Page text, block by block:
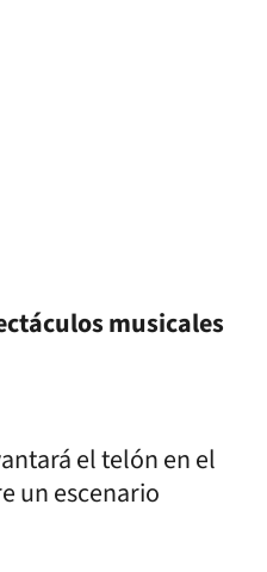
musicales
el telón en el
un escenario